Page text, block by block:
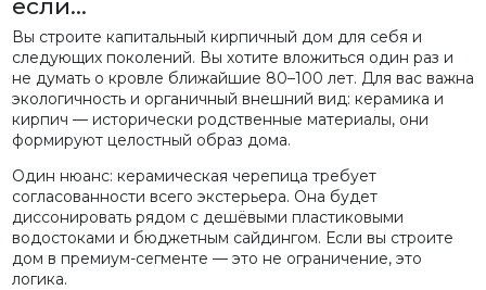
если…
Вы строите капитальный кирпичный дом для себя и
следующих поколений. Вы хотите вложиться один раз и
не думать о кровле ближайшие 80–100 лет. Для вас важна
экологичность и органичный внешний вид: керамика и
кирпич — исторически родственные материалы, они
формируют целостный образ дома.
Один нюанс: керамическая черепица требует
согласованности всего экстерьера. Она будет
диссонировать рядом с дешёвыми пластиковыми
водостоками и бюджетным сайдингом. Если вы строите
дом в премиум-сегменте — это не ограничение, это
логика.